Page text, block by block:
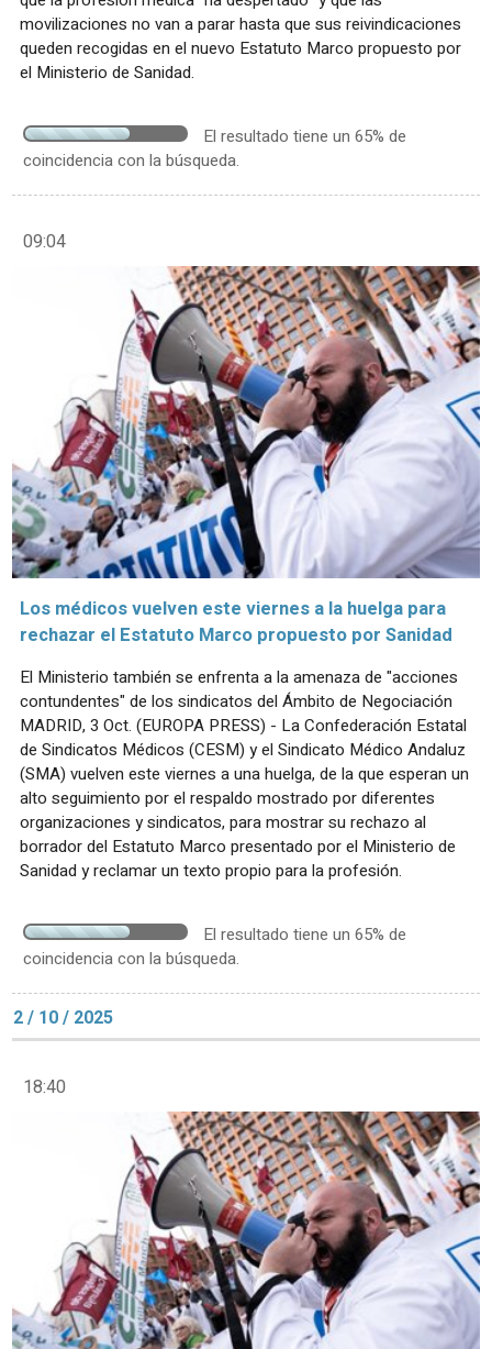
movilizaciones no van a parar hasta que sus reivindicaciones
queden recogidas en el nuevo Estatuto Marco propuesto por
el Ministerio de Sanidad.
El resultado tiene un 65% de
coincidencia con la búsqueda.
09:04
Los médicos vuelven este viernes a la huelga para
rechazar el Estatuto Marco propuesto por Sanidad
El Ministerio también se enfrenta a la amenaza de "acciones
contundentes" de los sindicatos del Ámbito de Negociación
MADRID, 3 Oct. (EUROPA PRESS) - La Confederación Estatal
de Sindicatos Médicos (CESM) y el Sindicato Médico Andaluz
(SMA) vuelven este viernes a una huelga, de la que esperan un
alto seguimiento por el respaldo mostrado por diferentes
organizaciones y sindicatos, para mostrar su rechazo al
borrador del Estatuto Marco presentado por el Ministerio de
Sanidad y reclamar un texto propio para la profesión.
El resultado tiene un 65% de
coincidencia con la búsqueda.
2 / 10 / 2025
18:40